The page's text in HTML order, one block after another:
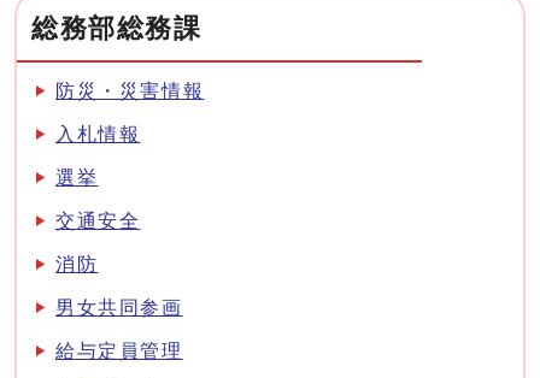
総務部総務課
防災・災害情報
入札情報
選挙
交通安全
消防
男女共同参画
給与定員管理